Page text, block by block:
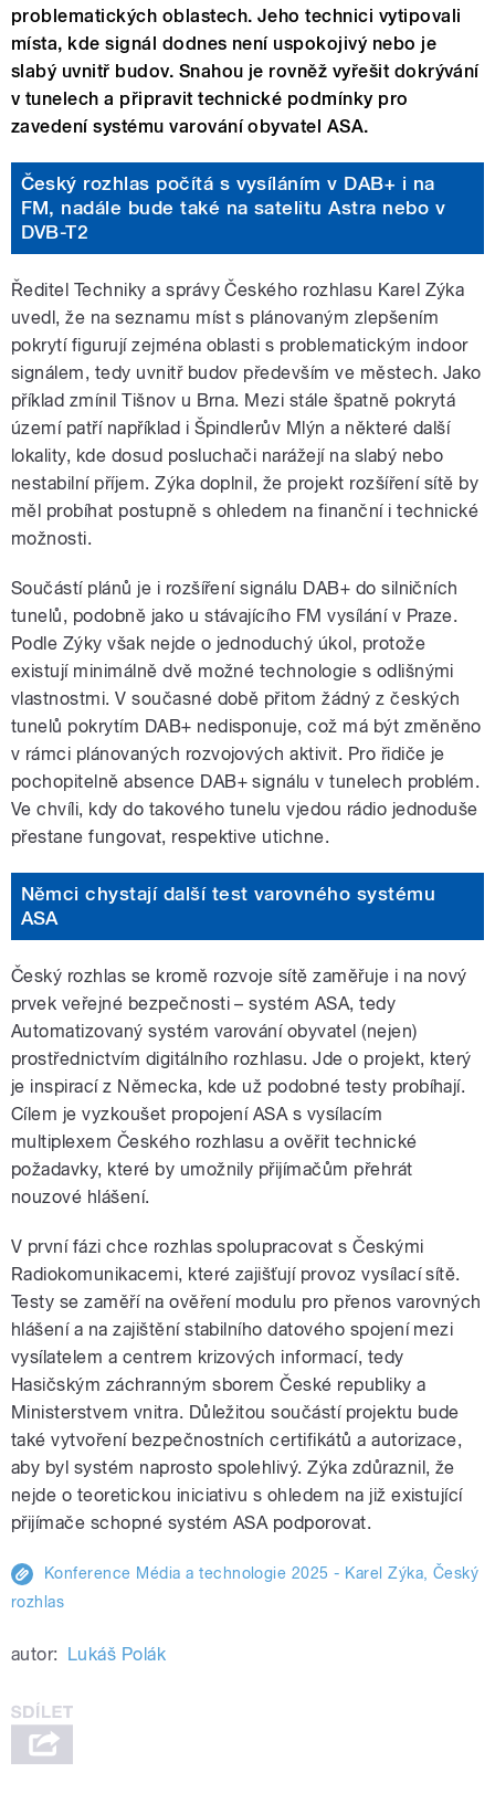
problematických oblastech. Jeho technici vytipovali
místa, kde signál dodnes není uspokojivý nebo je
slabý uvnitř budov. Snahou je rovněž vyřešit dokrývání
v tunelech a připravit technické podmínky pro
zavedení systému varování obyvatel ASA.
Český rozhlas počítá s vysíláním v DAB+ i na
FM, nadále bude také na satelitu Astra nebo v
DVB-T2
Ředitel Techniky a správy Českého rozhlasu Karel Zýka
uvedl, že na seznamu míst s plánovaným zlepšením
pokrytí figurují zejména oblasti s problematickým indoor
signálem, tedy uvnitř budov především ve městech. Jako
příklad zmínil Tišnov u Brna. Mezi stále špatně pokrytá
území patří například i Špindlerův Mlýn a některé další
lokality, kde dosud posluchači narážejí na slabý nebo
nestabilní příjem. Zýka doplnil, že projekt rozšíření sítě by
měl probíhat postupně s ohledem na finanční i technické
možnosti.
Součástí plánů je i rozšíření signálu DAB+ do silničních
tunelů, podobně jako u stávajícího FM vysílání v Praze.
Podle Zýky však nejde o jednoduchý úkol, protože
existují minimálně dvě možné technologie s odlišnými
vlastnostmi. V současné době přitom žádný z českých
tunelů pokrytím DAB+ nedisponuje, což má být změněno
v rámci plánovaných rozvojových aktivit. Pro řidiče je
pochopitelně absence DAB+ signálu v tunelech problém.
Ve chvíli, kdy do takového tunelu vjedou rádio jednoduše
přestane fungovat, respektive utichne.
Němci chystají další test varovného systému
ASA
Český rozhlas se kromě rozvoje sítě zaměřuje i na nový
prvek veřejné bezpečnosti – systém ASA, tedy
Automatizovaný systém varování obyvatel (nejen)
prostřednictvím digitálního rozhlasu. Jde o projekt, který
je inspirací z Německa, kde už podobné testy probíhají.
Cílem je vyzkoušet propojení ASA s vysílacím
multiplexem Českého rozhlasu a ověřit technické
požadavky, které by umožnily přijímačům přehrát
nouzové hlášení.
V první fázi chce rozhlas spolupracovat s Českými
Radiokomunikacemi, které zajišťují provoz vysílací sítě.
Testy se zaměří na ověření modulu pro přenos varovných
hlášení a na zajištění stabilního datového spojení mezi
vysílatelem a centrem krizových informací, tedy
Hasičským záchranným sborem České republiky a
Ministerstvem vnitra. Důležitou součástí projektu bude
také vytvoření bezpečnostních certifikátů a autorizace,
aby byl systém naprosto spolehlivý. Zýka zdůraznil, že
nejde o teoretickou iniciativu s ohledem na již existující
přijímače schopné systém ASA podporovat.
Konference Média a technologie 2025 - Karel Zýka, Český
rozhlas
autor: Lukáš Polák